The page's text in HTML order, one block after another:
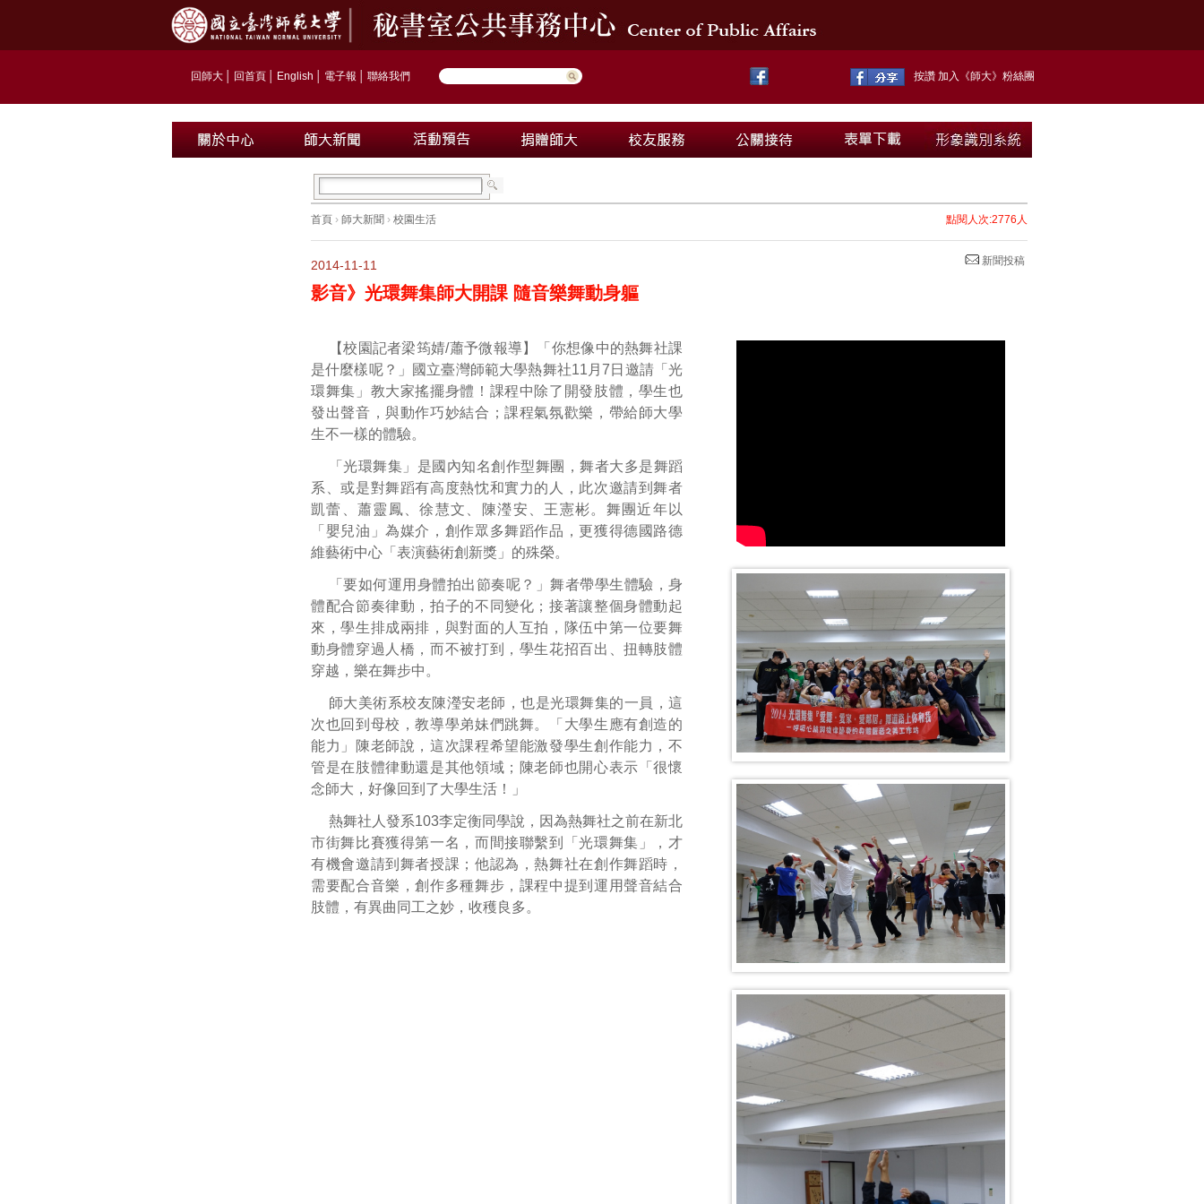
回師大 回首頁 English 電子報 聯絡我們 按讚 加入《師大》粉絲團
首頁 › 師大新聞 › 校園生活 點閱人次:2776人
新聞投稿
2014-11-11
影音》光環舞集師大開課 隨音樂舞動身軀
【校園記者梁筠婧/蕭予微報導】「你想像中的熱舞社課
是什麼樣呢？」國立臺灣師範大學熱舞社11月7日邀請「光
環舞集」教大家搖擺身體！課程中除了開發肢體，學生也
發出聲音，與動作巧妙結合；課程氣氛歡樂，帶給師大學
生不一樣的體驗。
「光環舞集」是國內知名創作型舞團，舞者大多是舞蹈
系、或是對舞蹈有高度熱忱和實力的人，此次邀請到舞者
凱蕾、蕭靈鳳、徐慧文、陳瀅安、王憲彬。舞團近年以
「嬰兒油」為媒介，創作眾多舞蹈作品，更獲得德國路德
維藝術中心「表演藝術創新獎」的殊榮。
「要如何運用身體拍出節奏呢？」舞者帶學生體驗，身
體配合節奏律動，拍子的不同變化；接著讓整個身體動起
來，學生排成兩排，與對面的人互拍，隊伍中第一位要舞
動身體穿過人橋，而不被打到，學生花招百出、扭轉肢體
穿越，樂在舞步中。
師大美術系校友陳瀅安老師，也是光環舞集的一員，這
次也回到母校，教導學弟妹們跳舞。「大學生應有創造的
能力」陳老師說，這次課程希望能激發學生創作能力，不
管是在肢體律動還是其他領域；陳老師也開心表示「很懷
念師大，好像回到了大學生活！」
熱舞社人發系103李定衡同學說，因為熱舞社之前在新北
市街舞比賽獲得第一名，而間接聯繫到「光環舞集」，才
有機會邀請到舞者授課；他認為，熱舞社在創作舞蹈時，
需要配合音樂，創作多種舞步，課程中提到運用聲音結合
肢體，有異曲同工之妙，收穫良多。